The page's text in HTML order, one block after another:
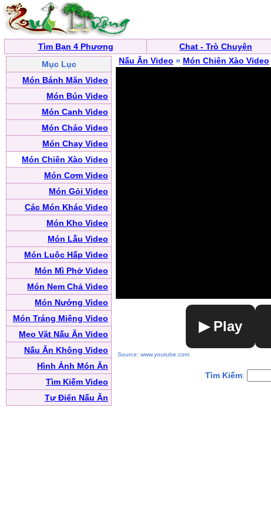
Tìm Bạn 4 Phương Chat - Trò Chuyện
Mục Lục
Món Bánh Mặn Video
Món Bún Video
Món Canh Video
Món Cháo Video
Món Chay Video
Món Chiên Xào Video
Món Cơm Video
Món Gỏi Video
Các Món Khác Video
Món Kho Video
Món Lẫu Video
Món Luộc Hấp Video
Món Mì Phở Video
Món Nem Chả Video
Món Nướng Video
Món Tráng Miệng Video
Mẹo Vặt Nấu Ăn Video
Nấu Ăn Không Video
Hình Ảnh Món Ăn
Tìm Kiếm Video
Tự Điển Nấu Ăn
Nấu Ăn Video » Món Chiên Xào Video
▶ Play
Source: www.youtube.com
Tìm Kiếm: